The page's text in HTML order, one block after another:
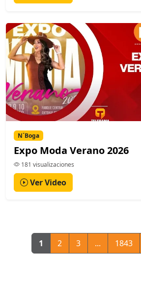
N´Boga
Expo Moda Verano 2026
181 visualizaciones
Ver Video
1 2 3 ... 1843